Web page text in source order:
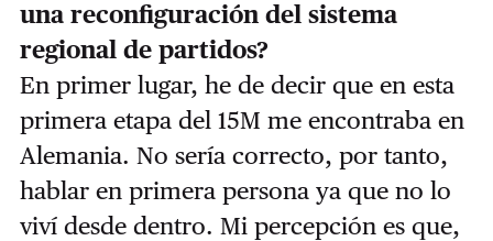
una reconfiguración del sistema
regional de partidos?
En primer lugar, he de decir que en esta
primera etapa del 15M me encontraba en
Alemania. No sería correcto, por tanto,
hablar en primera persona ya que no lo
viví desde dentro. Mi percepción es que,